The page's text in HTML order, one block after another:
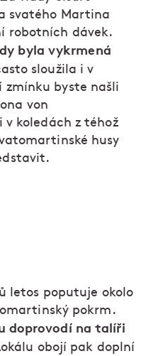
svatého Martina
robotních dávek.
byla vykrmená
sloužila i v
zmínku byste našli
von
v koledách z téhož
husy
letos poputuje okolo
pokrm.
doprovodí na talíři
obojí pak doplní